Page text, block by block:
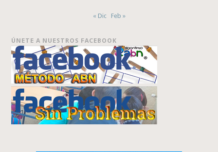
« Dic Feb »
ÚNETE A NUESTROS FACEBOOK